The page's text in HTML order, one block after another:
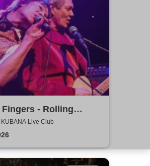
- Rolling
TributeLive Club